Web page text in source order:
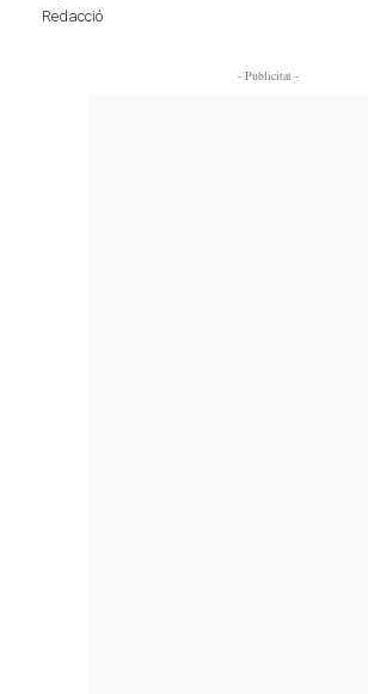
Redacció
- Publicitat -